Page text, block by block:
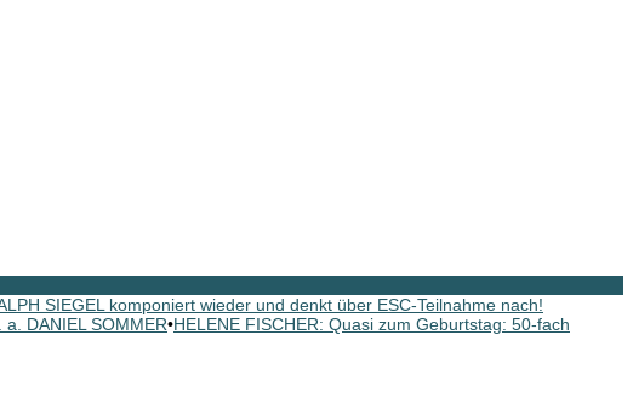
SIEGEL komponiert wieder und denkt über ESC-Teilnahme nach!
DANIEL SOMMER•HELENE FISCHER: Quasi zum Geburtstag: 50-fach